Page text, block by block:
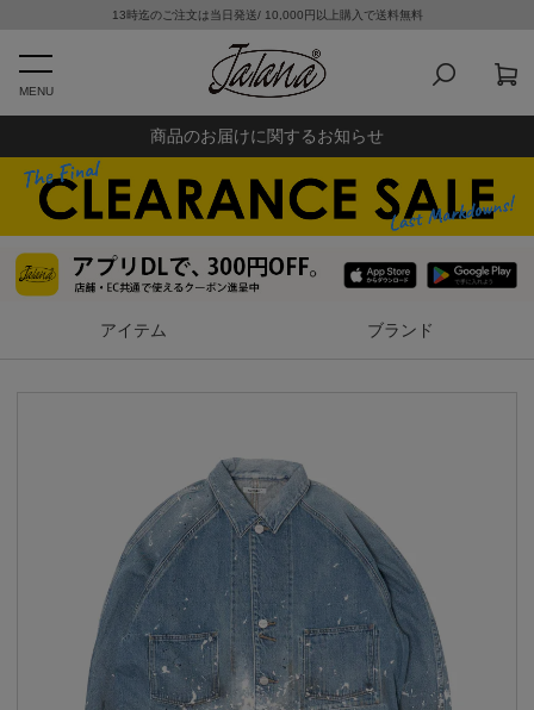
13時迄のご注文は当日発送/ 10,000円以上購入で送料無料
MENU
商品のお届けに関するお知らせ
アイテム ブランド